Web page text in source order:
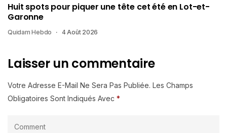
Huit spots pour piquer une tête cet été en Lot-et-
Garonne
Quidam Hebdo 4 Août 2026
Laisser un commentaire
Votre Adresse E-Mail Ne Sera Pas Publiée. Les Champs
Obligatoires Sont Indiqués Avec *